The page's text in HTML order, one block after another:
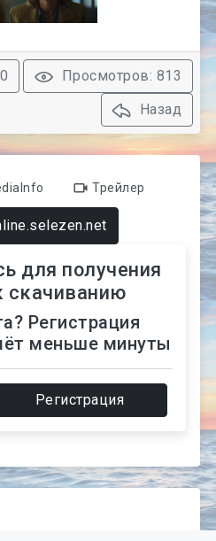
Просмотров: 813
Назад
Трейлер
для получения
скачиванию
Регистрация
меньше минуты
Регистрация